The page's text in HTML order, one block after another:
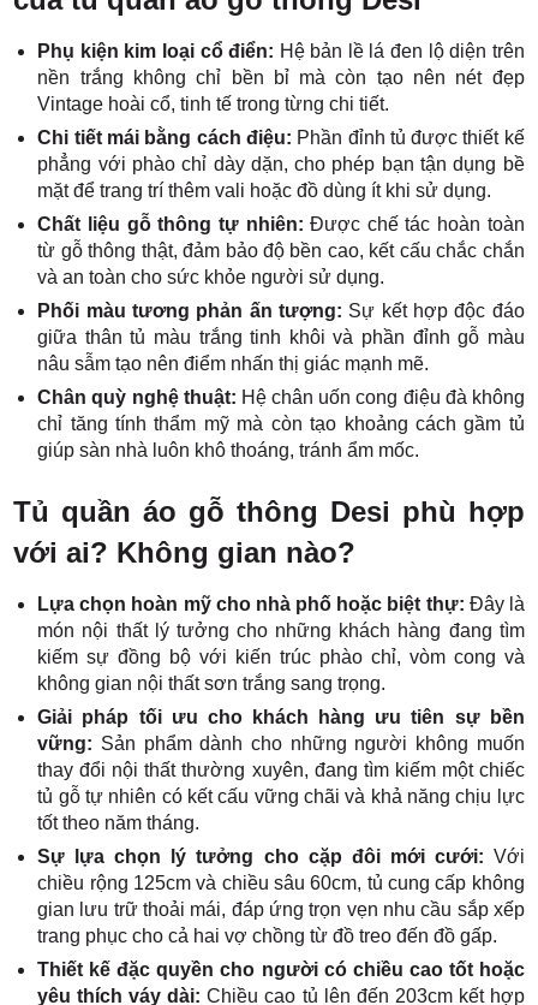
Phụ kiện kim loại cổ điển: Hệ bản lề lá đen lộ diện trên
nền trắng không chỉ bền bỉ mà còn tạo nên nét đẹp
Vintage hoài cổ, tinh tế trong từng chi tiết.
Chi tiết mái bằng cách điệu: Phần đỉnh tủ được thiết kế
phẳng với phào chỉ dày dặn, cho phép bạn tận dụng bề
mặt để trang trí thêm vali hoặc đồ dùng ít khi sử dụng.
Chất liệu gỗ thông tự nhiên: Được chế tác hoàn toàn
từ gỗ thông thật, đảm bảo độ bền cao, kết cấu chắc chắn
và an toàn cho sức khỏe người sử dụng.
Phối màu tương phản ấn tượng: Sự kết hợp độc đáo
giữa thân tủ màu trắng tinh khôi và phần đỉnh gỗ màu
nâu sẫm tạo nên điểm nhấn thị giác mạnh mẽ.
Chân quỳ nghệ thuật: Hệ chân uốn cong điệu đà không
chỉ tăng tính thẩm mỹ mà còn tạo khoảng cách gầm tủ
giúp sàn nhà luôn khô thoáng, tránh ẩm mốc.
Tủ quần áo gỗ thông Desi phù hợp
với ai? Không gian nào?
Lựa chọn hoàn mỹ cho nhà phố hoặc biệt thự: Đây là
món nội thất lý tưởng cho những khách hàng đang tìm
kiếm sự đồng bộ với kiến trúc phào chỉ, vòm cong và
không gian nội thất sơn trắng sang trọng.
Giải pháp tối ưu cho khách hàng ưu tiên sự bền
vững: Sản phẩm dành cho những người không muốn
thay đổi nội thất thường xuyên, đang tìm kiếm một chiếc
tủ gỗ tự nhiên có kết cấu vững chãi và khả năng chịu lực
tốt theo năm tháng.
Sự lựa chọn lý tưởng cho cặp đôi mới cưới: Với
chiều rộng 125cm và chiều sâu 60cm, tủ cung cấp không
gian lưu trữ thoải mái, đáp ứng trọn vẹn nhu cầu sắp xếp
trang phục cho cả hai vợ chồng từ đồ treo đến đồ gấp.
Thiết kế đặc quyền cho người có chiều cao tốt hoặc
yêu thích váy dài:Chiều cao tủ lên đến 203cm kết hợp